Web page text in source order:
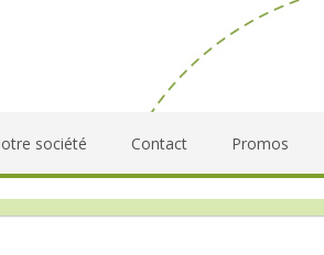
société Contact Promos